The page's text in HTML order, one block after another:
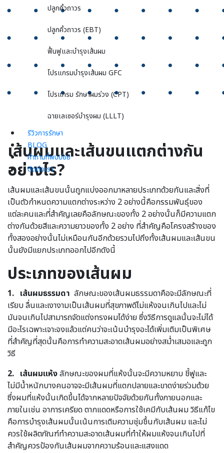
ปลูกคิ้วถาวร
ปลูกคิ้วถาวร (EBT)
ฟื้นฟูและบำรุงเส้นผม
โปรแกรมบำรุงเส้นผม GFC
โปรแกรม รักษาผมร่วง (CPT)
ฉายเลเซอร์บำรุงผม (LLLT)
รีวิวการรักษา
BLOG
คำถามที่พบบ่อย
ติดต่อเรา
เส้นผมและเส้นขนแตกต่างกัน
อย่างไร?
เส้นผมและเส้นขนนั้นถูกแบ่งออกมาหลายประเภทด้วยกันและสิ่งที่
เป็นตัวกำหนดความแตกต่างระหว่าง 2 อย่างนี้คือกรรมพันธุ์ของ
แต่ละคนและที่สำคัญเลยคือลักษณะของทั้ง 2 อย่างนั้นก็มีความแตก
ต่างกันด้วยสีและความยาวของทั้ง 2 อย่าง ที่สำคัญคือโครงสร้างของ
ทั้งสองอย่างนั้นไม่เหมือนกันอีกด้วยรวมไปถึงทั้งเส้นผมและเส้นขน
นั้นยังมีแยกประเภทออกไปอีกดังนี้
ประเภทของเส้นผม
1. เส้นผมธรรมดา ลักษณะของเส้นผมธรรมดาคือจะมีลักษณะที่
เรียบ ลื่นและเงางามเป็นเส้นผมที่สุขภาพดีไม่แห้งจนเกินไปและไม่
มันจนเกินไปสามารถจัดแต่งทรงผมได้ง่าย ซึ่งวิธีการดูแลนั้นจะไม่ได้
มีอะไรเฉพาะเจาะจงแล้วแต่คนว่าจะเน้นบำรุงอะได้เพิ่มเติมเป็นพิเศษ
ที่สำคัญที่สุดนั้นคือการทำความสะอาดเส้นผมอย่างสม่ำเสมอและถูก
วิธี
2. เส้นผมแห้งลักษณะของผมที่แห้งนั้นจะมีความหยาบ ชี้ฟูและ
ไม่มีน้ำหนักบางคนอาจจะมีเส้นผมที่แตกปลายและขาดง่ายร่วมด้วย
ซึ่งผมที่แห้งนั้นเกิดขึ้นได้จากหลายปัจจัยด้วยกันทั้งภายนอกและ
ภายในเช่น อาการเครียด ตากแดดหรือการใช้เคมีกับเส้นผม วิธีแก้ไข
คือการบำรุงเส้นผมนั้นเน้นการเติมความชุ่มชื้นกับเส้นผม และไม่
ควรใช้ผลิตภัณฑ์ทำความสะอาดเส้นผมที่ทำให้ผมแห้งจนเกินไปที่
สำคัญควรป้องกันเส้นผมจากความร้อนและแสงแดด